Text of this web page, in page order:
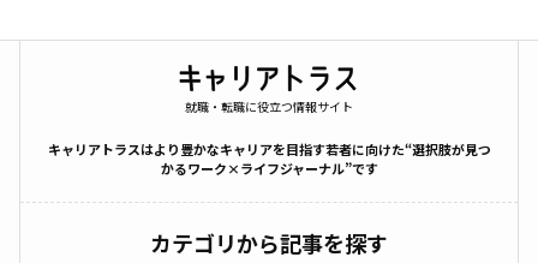
就職・転職に役立つ情報サイト
キャリアトラスはより豊かなキャリアを目指す若者に向けた“選択肢が見つ
かるワーク×ライフジャーナル”です
カテゴリから記事を探す